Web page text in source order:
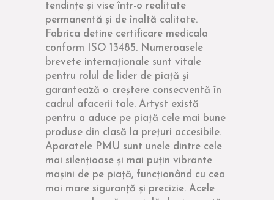
tendințe și vise într-o realitate
permanentă și de înaltă calitate.
Fabrica detine certificare medicala
conform ISO 13485. Numeroasele
brevete internaționale sunt vitale
pentru rolul de lider de piață și
garantează o creștere consecventă în
cadrul afacerii tale. Artyst există
pentru a aduce pe piață cele mai bune
produse din clasă la prețuri accesibile.
Aparatele PMU sunt unele dintre cele
mai silențioase și mai puțin vibrante
mașini de pe piață, funcționând cu cea
mai mare siguranță și precizie. Acele